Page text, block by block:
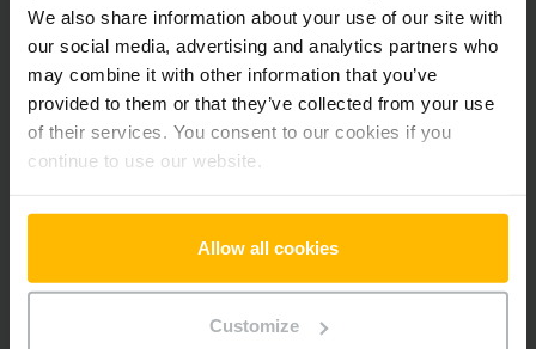
We also share information about your use of our site with
our social media, advertising and analytics partners who
may combine it with other information that you’ve
provided to them or that they’ve collected from your use
of their services. You consent to our cookies if you
continue to use our website.
Allow all cookies
Customize
Technische Daten
Batterie Blei-Säure, 24 V / 375 Ah
Ladegerät
Batterie Aufarbeitungsjahr 2025
Baujahr 2019
2500 mm